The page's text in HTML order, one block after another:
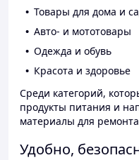
Товары для дома и
Авто- и мототовары
Одежда и обувь
Красота и здоровье
Среди категорий,
продукты питания и
материалы для
Удобно,